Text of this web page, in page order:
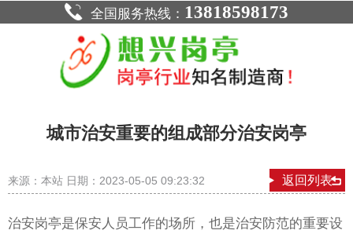
全国服务热线： 13818598173
城市治安重要的组成部分治安岗亭
返回列表
来源：本站 日期：2023-05-05 09:23:32
治安岗亭是保安人员工作的场所，也是治安防范的重要设